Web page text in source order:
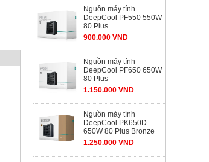
Nguồn máy tính
DeepCool PF550 550W
80 Plus
900.000 VND
Nguồn máy tính
DeepCool PF650 650W
80 Plus
1.150.000 VND
Nguồn máy tính
DeepCool PK650D
650W 80 Plus Bronze
1.250.000 VND